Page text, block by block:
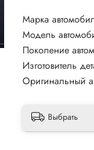
Марка
Модель
Поколение
Изготовитель
Оригинальный
Выбрать